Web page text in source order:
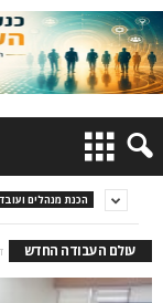
הכנת מנהלים
עולם העבודה החדש